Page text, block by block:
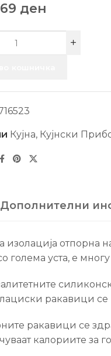
69 ден
Кујна, Кујнски
Дополнителни
изолација отпорна
голема уста, е многу
ракавици се
ракавици се
калориите за